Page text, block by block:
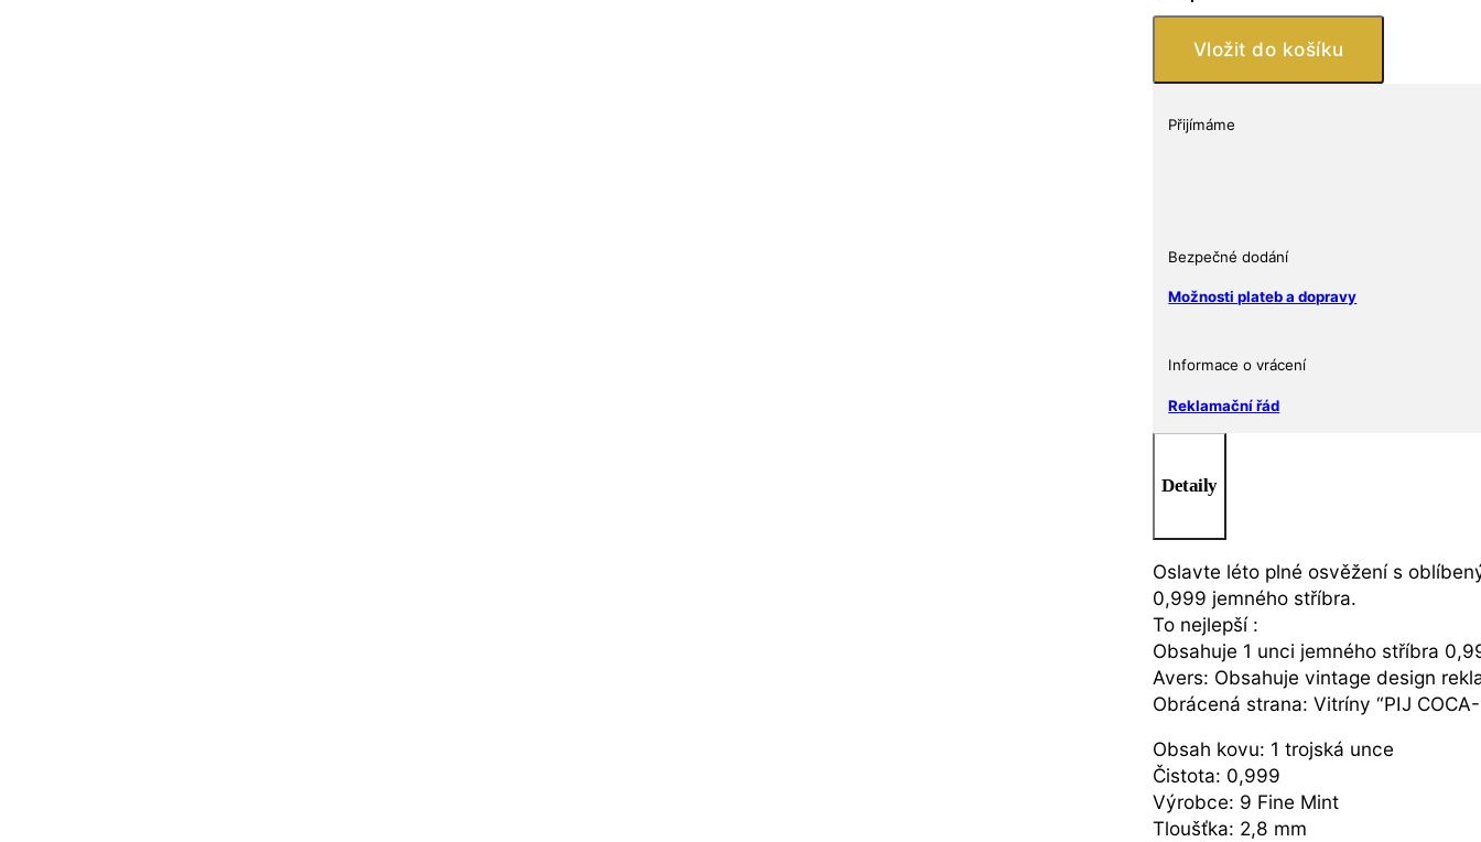
Coca-
Cola®
láhev
Round
Vložit do košíku
Přijímáme
Bezpečné dodání
Možnosti plateb a dopravy
Informace o vrácení
Reklamační řád
Detaily
Oslavte léto plné osvěžení s
0,999 jemného stříbra.
To nejlepší :
Obsahuje 1 unci jemného stříbra
Avers: Obsahuje vintage design
Obrácená strana: Vitríny “PIJ
Obsah kovu: 1 trojská unce
Čistota: 0,999
Výrobce: 9 Fine Mint
Tloušťka: 2,8 mm